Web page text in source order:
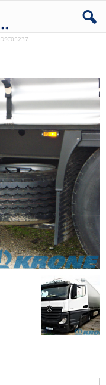
DSC05237